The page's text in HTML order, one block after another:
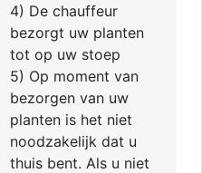
4) De chauffeur
bezorgt uw planten
tot op uw stoep
5) Op moment van
bezorgen van uw
planten is het niet
noodzakelijk dat u
thuis bent. Als u niet